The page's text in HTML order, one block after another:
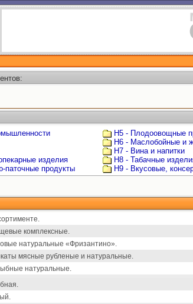
изделия
паточные продукты
Н5 - Плодоовощные
Н6 - Маслобойные и
Н7 - Вина и напитки
Н8 - Табачные
Н9 - Вкусовые,
комплексные.
натуральные «Фризантино».
мясные рубленые и натуральные.
натуральные.